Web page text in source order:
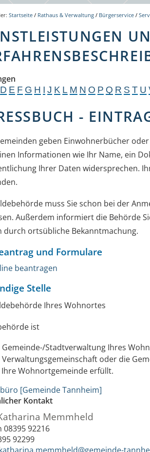
Startseite / Rathaus & Verwaltung / Bürgerservice /
D E F G H I J K L M N O P Q R S T U
-
geben Einwohnerbücher
Informationen wie Ihr Name, ein
Ihrer Daten widersprechen.
muss Sie schon bei der
Außerdem informiert die Behörde
durch ortsübliche Bekanntmachung.
und Formulare
beantragen
Stelle
Ihres Wohnortes
ist
Gemeinde-/Stadtverwaltung Ihres
Verwaltungsgemeinschaft oder die
Wohnortgemeinde erfüllt.
[Gemeinde Tannheim]
Kontakt
Memmheld
08395 92216
92299